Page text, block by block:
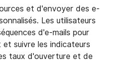
et d'envoyer des e-
Les utilisateurs
d'e-mails pour
suivre les indicateurs
taux d'ouverture et de